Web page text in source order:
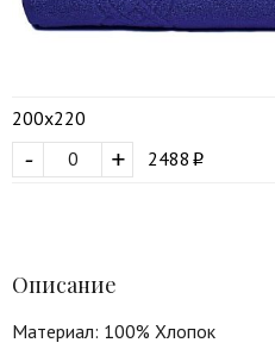
200х220
+
- 2488
Описание
Материал: 100% Хлопок